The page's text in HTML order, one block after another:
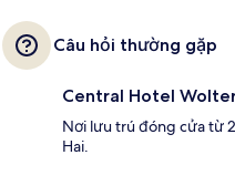
Câu hỏi thường gặp
Central Hotel
Nơi lưu trú đóng cửa từ
Hai.